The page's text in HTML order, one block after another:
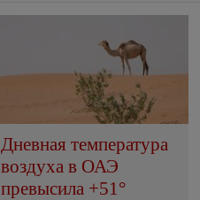
Дневная температура
воздуха в ОАЭ
превысила +51°